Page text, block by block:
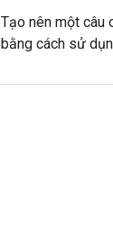
Tạo nên một câu
bằng cách sử